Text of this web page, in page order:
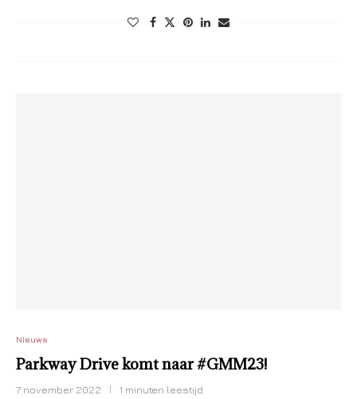
Nieuws
Parkway Drive komt naar #GMM23!
7 november 2022 1 minuten leestijd